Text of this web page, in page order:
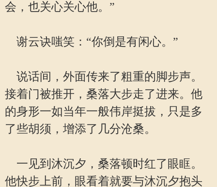
会，也关心关心他。”
谢云诀嗤笑：“你倒是有闲心。”
说话间，外面传来了粗重的脚步声。
接着门被推开，桑落大步走了进来。他
的身形一如当年一般伟岸挺拔，只是多
了些胡须，增添了几分沧桑。
一见到沐沉夕，桑落顿时红了眼眶。
他快步上前，眼看着就要与沐沉夕抱头